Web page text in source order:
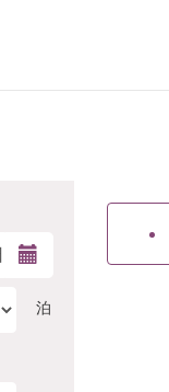
泊